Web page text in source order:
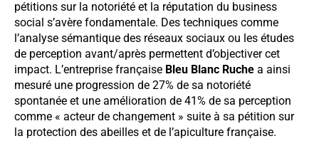
pétitions sur la notoriété et la réputation du business
social s’avère fondamentale. Des techniques comme
l’analyse sémantique des réseaux sociaux ou les études
de perception avant/après permettent d’objectiver cet
impact. L’entreprise française Bleu Blanc Ruche a ainsi
mesuré une progression de 27% de sa notoriété
spontanée et une amélioration de 41% de sa perception
comme « acteur de changement » suite à sa pétition sur
la protection des abeilles et de l’apiculture française.